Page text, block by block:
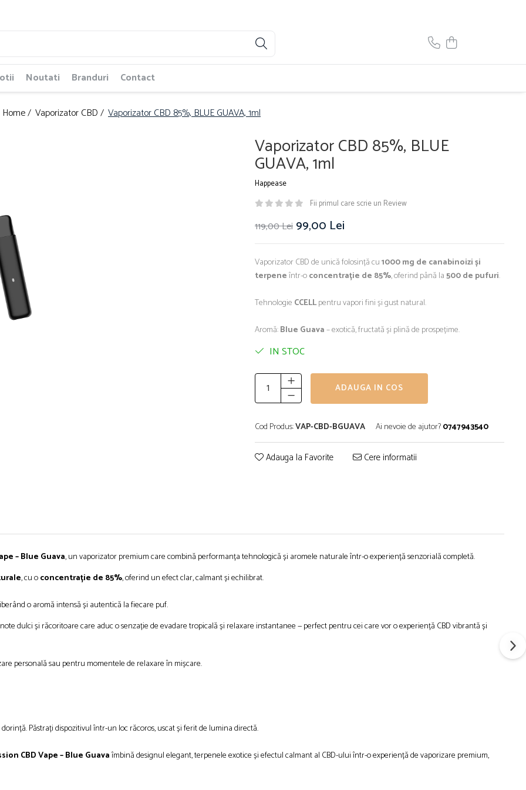
Noutati Branduri Contact
Home / Vaporizator CBD / Vaporizator CBD 85%, BLUE GUAVA, 1ml
Vaporizator CBD 85%, BLUE
GUAVA, 1ml
Happease
Fii primul care scrie un Review
119,00 Lei 99,00 Lei
Vaporizator CBD de unică folosință cu1000 mg de canabinoizi și
terpeneîntr-oconcentrație de 85%, oferind până la500 de pufuri.
Tehnologie CCELLpentru vapori fini și gust natural.
Aromă:Blue Guava– exotică, fructată și plină de prospețime.
IN STOC
ADAUGA IN COS
Cod Produs:VAP-CBD-BGUAVA Ai nevoie de ajutor?0747943540
Adauga la Favorite Cere informatii
– Blue Guava, un vaporizator premium care combină performanța tehnologică și aromele naturale într-o experiență senzorială completă.
, cu oconcentrație de 85%, oferind un efect clar, calmant și echilibrat.
o aromă intensă și autentică la fiecare puf.
dulci și răcoritoare care aduc o senzație de evadare tropicală și relaxare instantanee — perfect pentru cei care vor o experiență CBD vibrantă și
personală sau pentru momentele de relaxare în mișcare.
Păstrați dispozitivul într-un loc răcoros, uscat și ferit de lumina directă.
CBD Vape – Blue Guavaîmbină designul elegant, terpenele exotice și efectul calmant al CBD-ului într-o experiență de vaporizare premium,